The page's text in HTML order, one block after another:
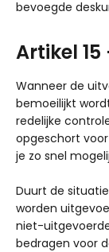
bevoegde
Artikel
Wanneer de
bemoeilijkt
redelijke
opgeschort
je zo snel
Duurt de
worden
niet-
bedragen voor